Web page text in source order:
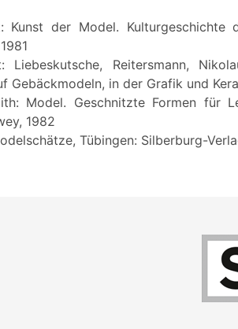
Kunst der Model. Kulturgeschichte
Liebeskutsche, Reitersmann,
Gebäckmodeln, in der Grafik und
Model. Geschnitzte Formen für
1982
Tübingen: Silberburg-